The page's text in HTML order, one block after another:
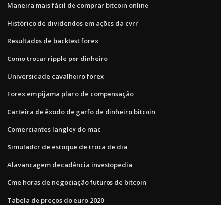
Maneira mais fácil de comprar bitcoin online
Histórico de dividendos em ações da cvrr
Resultados de backtest forex
Como trocar ripple por dinheiro
Universidade cavalheiro forex
Forex em pijama plano de compensação
Carteira de êxodo de garfo de dinheiro bitcoin
Comerciantes langley do mac
Simulador de estoque de troca de dia
Alavancagem decadência investopedia
Cme horas de negociação futuros de bitcoin
Tabela de preços do euro 2020